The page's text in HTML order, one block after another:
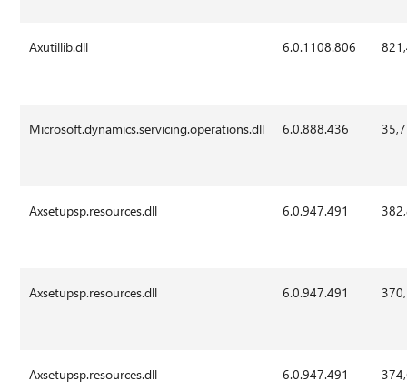
Axutillib.dll 6.0.1108.806
Microsoft.dynamics.servicing.operations.dll 6.0.888.436
Axsetupsp.resources.dll 6.0.947.491
Axsetupsp.resources.dll 6.0.947.491
Axsetupsp.resources.dll 6.0.947.491